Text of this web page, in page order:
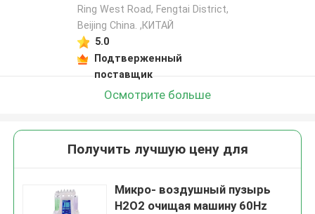
Ring West Road, Fengtai District,
Beijing China. ,КИТАЙ
5.0
Подтверженный
поставщик
Осмотрите больше
Получить лучшую цену для
Микро- воздушный пузырь
H2O2 очищая машину 60Hz